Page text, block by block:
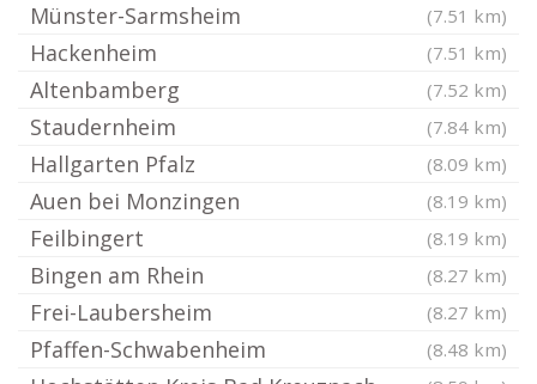
Münster-Sarmsheim (7.51 km)
Hackenheim (7.51 km)
Altenbamberg (7.52 km)
Staudernheim (7.84 km)
Hallgarten Pfalz (8.09 km)
Auen bei Monzingen (8.19 km)
Feilbingert (8.19 km)
Bingen am Rhein (8.27 km)
Frei-Laubersheim (8.27 km)
Pfaffen-Schwabenheim (8.48 km)